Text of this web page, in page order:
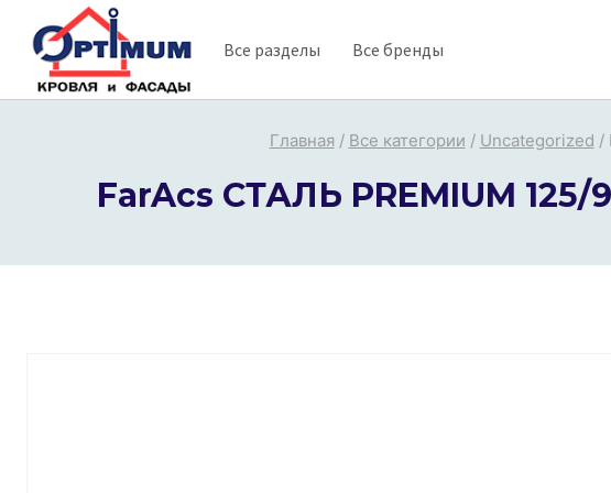
содержимому
Все разделы Все бренды
Главная / Все категории / Uncategorized /
FarAcs СТАЛЬ PREMIUM 125/